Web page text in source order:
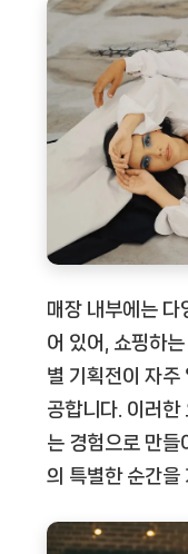
매장 내부에는 다
어 있어, 쇼핑하
별 기획전이 자주
공합니다. 이러한
는 경험으로 만들
의 특별한 순간을